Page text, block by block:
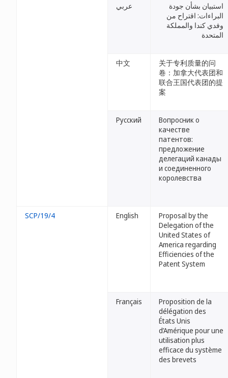
عربي
استبيان بشأن جودة
البراءات: اقتراح من
وفدي كندا والمملكة
المتحدة
中文
关于专利质量的问
卷：加拿大代表团和
联合王国代表团的提
案
Русский
Вопросник о
качестве
патентов:
предложение
делегаций канады
и соединенного
королевства
SCP/19/4 English
Proposal by the
Delegation of the
United States of
America regarding
Efficiencies of the
Patent System
Français
Proposition de la
délégation des
États Unis
d’Amérique pour une
utilisation plus
efficace du système
des brevets